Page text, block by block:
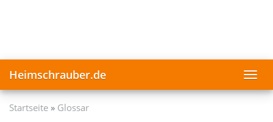
Heimschrauber.de
Startseite Glossar